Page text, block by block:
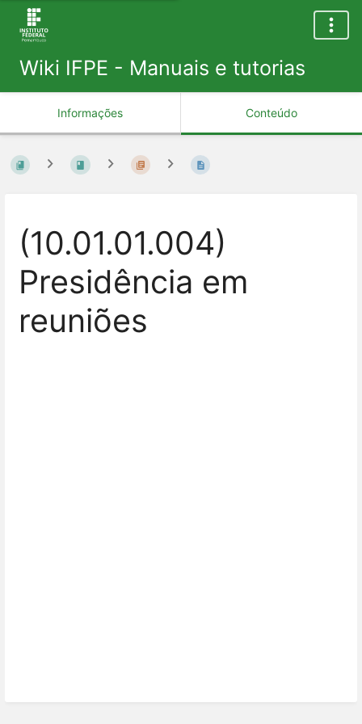
Wiki IFPE - Manuais e tutorias
Informações Conteúdo
(10.01.01.004)
Presidência em
reuniões